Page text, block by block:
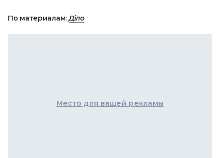
По материалам:Діло
Место для вашей рекламы